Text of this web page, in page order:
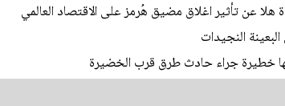
عن تأثير اغلاق مضيق هُرمز على الاقتصاد العالمي
خطيرة جراء حادث طرق قرب الخضيرة